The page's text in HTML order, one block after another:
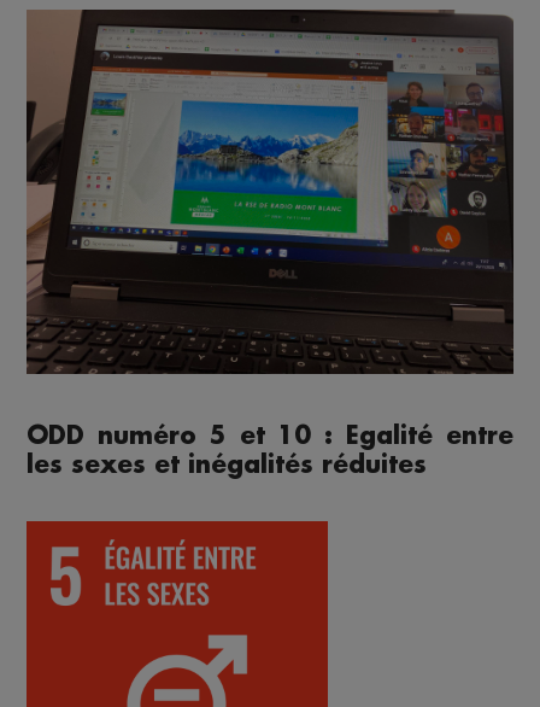
ODD numéro 5 et 10 : Egalité entre
les sexes et inégalités réduites